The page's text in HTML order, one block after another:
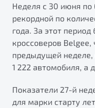
Элегантный и
от 1 699 990 ₽*
Узнайте о
автомобиля Belgee
Подробно
Будьте еще более
Неделя c 30 июня по
рекордной по
года. За этот
кроссоверов
предыдущей неделе,
1 222 автомобиля, а
Показатели 27-й
для марки старту